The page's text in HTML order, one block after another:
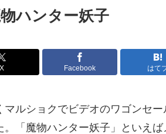
ハンター妖子
X Facebook はて
マルショクでビデオのワゴンセ
。「魔物ハンター妖子」といえ